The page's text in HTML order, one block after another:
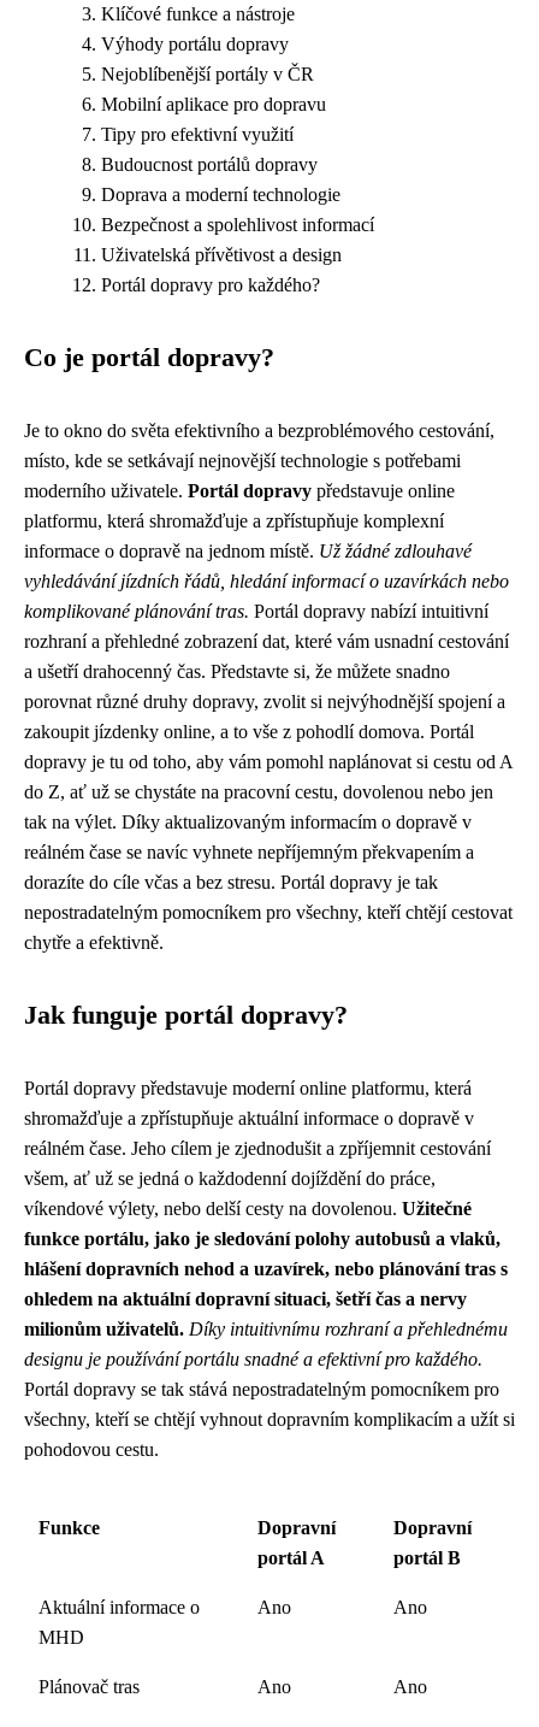
Klíčové funkce a nástroje
Výhody portálu dopravy
Nejoblíbenější portály v ČR
Mobilní aplikace pro dopravu
Tipy pro efektivní využití
Budoucnost portálů dopravy
Doprava a moderní technologie
Bezpečnost a spolehlivost informací
Uživatelská přívětivost a design
Portál dopravy pro každého?
Co je portál dopravy?
Je to okno do světa efektivního a bezproblémového cestování,
místo, kde se setkávají nejnovější technologie s potřebami
moderního uživatele. Portál dopravy představuje online
platformu, která shromažďuje a zpřístupňuje komplexní
informace o dopravě na jednom místě. Už žádné zdlouhavé
vyhledávání jízdních řádů, hledání informací o uzavírkách nebo
komplikované plánování tras. Portál dopravy nabízí intuitivní
rozhraní a přehledné zobrazení dat, které vám usnadní cestování
a ušetří drahocenný čas. Představte si, že můžete snadno
porovnat různé druhy dopravy, zvolit si nejvýhodnější spojení a
zakoupit jízdenky online, a to vše z pohodlí domova. Portál
dopravy je tu od toho, aby vám pomohl naplánovat si cestu od A
do Z, ať už se chystáte na pracovní cestu, dovolenou nebo jen
tak na výlet. Díky aktualizovaným informacím o dopravě v
reálném čase se navíc vyhnete nepříjemným překvapením a
dorazíte do cíle včas a bez stresu. Portál dopravy je tak
nepostradatelným pomocníkem pro všechny, kteří chtějí cestovat
chytře a efektivně.
Jak funguje portál dopravy?
Portál dopravy představuje moderní online platformu, která
shromažďuje a zpřístupňuje aktuální informace o dopravě v
reálném čase. Jeho cílem je zjednodušit a zpříjemnit cestování
všem, ať už se jedná o každodenní dojíždění do práce,
víkendové výlety, nebo delší cesty na dovolenou. Užitečné
funkce portálu, jako je sledování polohy autobusů a vlaků,
hlášení dopravních nehod a uzavírek, nebo plánování tras s
ohledem na aktuální dopravní situaci, šetří čas a nervy
milionům uživatelů. Díky intuitivnímu rozhraní a přehlednému
designu je používání portálu snadné a efektivní pro každého.
Portál dopravy se tak stává nepostradatelným pomocníkem pro
všechny, kteří se chtějí vyhnout dopravním komplikacím a užít si
pohodovou cestu.
Funkce
Dopravní
portál A
Dopravní
portál B
Aktuální informace o
MHD
Ano Ano
Plánovač tras Ano Ano